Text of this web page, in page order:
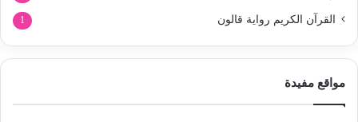
القرآن الكريم رواية قالون 1
مواقع مفيدة